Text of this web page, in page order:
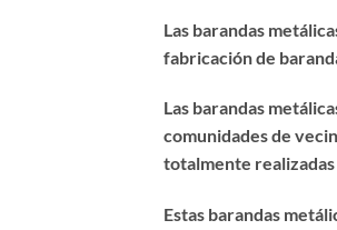
Las barandas
fabricación de
Las barandas
comunidades de
totalmente
Estas barandas